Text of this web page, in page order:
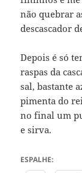
não quebrar
descascador
Depois é só
raspas da
sal, bastante
pimenta do
no final um
e sirva.
ESPALHE: